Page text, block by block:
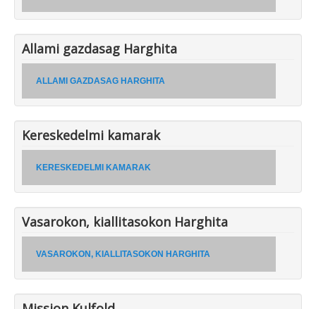
Allami gazdasag Harghita
ALLAMI GAZDASAG HARGHITA
Kereskedelmi kamarak
KERESKEDELMI KAMARAK
Vasarokon, kiallitasokon Harghita
VASAROKON, KIALLITASOKON HARGHITA